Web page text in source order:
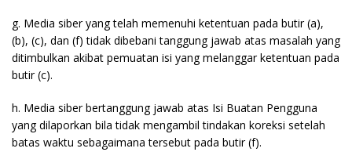
g. Media siber yang telah memenuhi ketentuan pada butir (a),
(b), (c), dan (f) tidak dibebani tanggung jawab atas masalah yang
ditimbulkan akibat pemuatan isi yang melanggar ketentuan pada
butir (c).
h. Media siber bertanggung jawab atas Isi Buatan Pengguna
yang dilaporkan bila tidak mengambil tindakan koreksi setelah
batas waktu sebagaimana tersebut pada butir (f).